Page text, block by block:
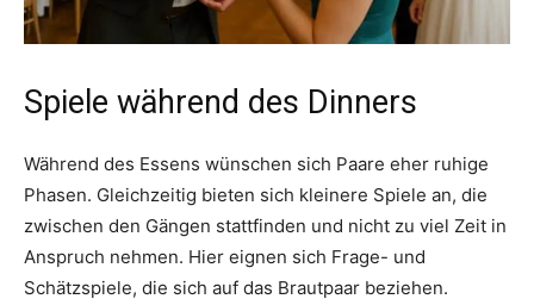
Spiele während des Dinners
Während des Essens wünschen sich Paare eher ruhige
Phasen. Gleichzeitig bieten sich kleinere Spiele an, die
zwischen den Gängen stattfinden und nicht zu viel Zeit in
Anspruch nehmen. Hier eignen sich Frage- und
Schätzspiele, die sich auf das Brautpaar beziehen.